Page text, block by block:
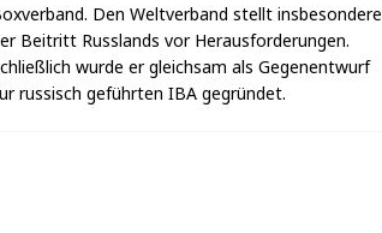
Den Welt­ver­band stellt ins­be­son­de­re
Bei­tritt Russ­lands vor Her­aus­for­de­run­gen.
wur­de er gleich­sam als Gegen­ent­wurf
rus­sisch geführ­ten IBA gegründet.